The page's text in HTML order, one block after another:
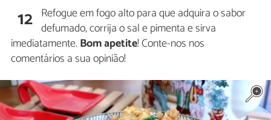
12 Refogue em fogo alto para que adquira o sabor
defumado, corrija o sal e pimenta e sirva
imediatamente. Bom apetite! Conte-nos nos
comentários a sua opinião!